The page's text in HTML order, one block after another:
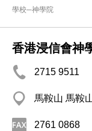
學校─神學院
香港浸信會神
2715 9511
馬鞍山 馬鞍
2761 0868